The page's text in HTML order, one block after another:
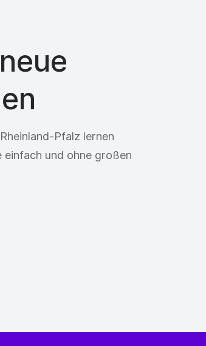
Pfalz lernen
einfach und ohne großen